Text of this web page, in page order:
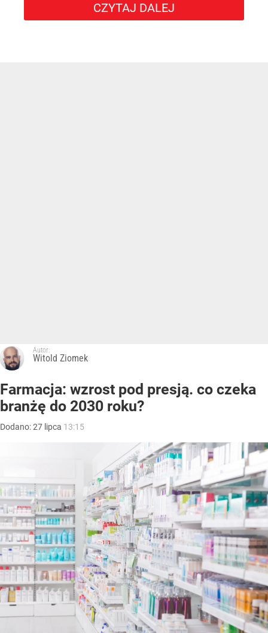
CZYTAJ DALEJ
Autor:
Witold Ziomek
Farmacja: wzrost pod presją. co czeka
branżę do 2030 roku?
Dodano:27 lipca 13:15